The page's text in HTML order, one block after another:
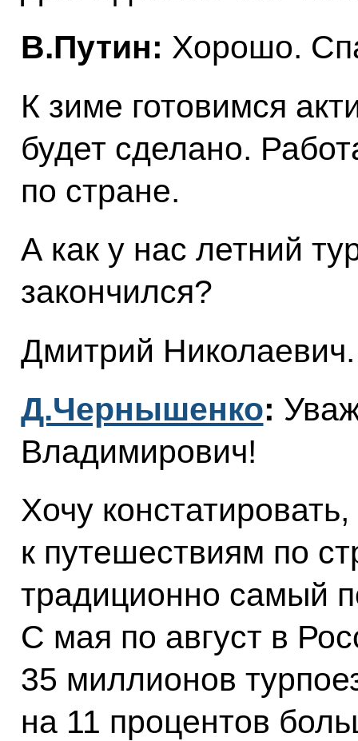
В.Путин: Хорошо.
К зиме готовимся
будет сделано.
по стране.
А как у нас летний
закончился?
Дмитрий Николаевич.
Д.Чернышенко:
Владимирович!
Хочу
к путешествиям по
традиционно самый
С мая по август в
35 миллионов
на 11 процентов